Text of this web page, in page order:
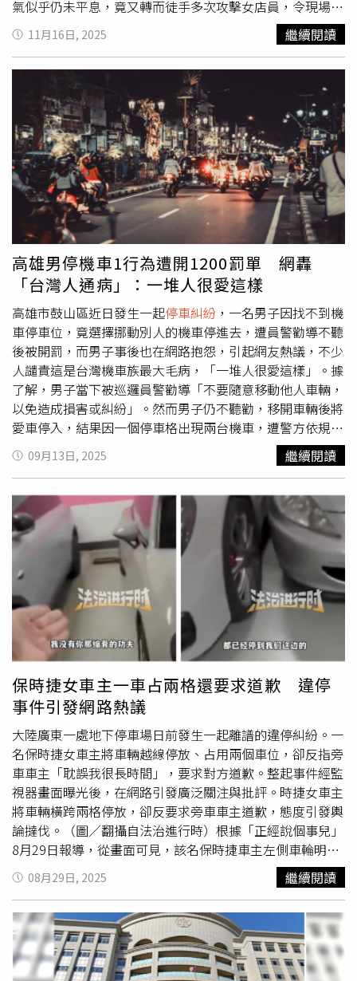
氣似乎仍未平息，竟又轉而徒手多次攻擊女店員，令現場一
片混亂。警方接獲報案後立即趕抵現場，但涉案男子已自行
返家，僅剩他的母親在店前焦急收拾場面。警方初步調查，
整起衝突源自顧客停車位置引發的不滿，雙方口角後情緒逐
漸升高，男子最終以暴力方式發洩。目前警方已通知當事人
至派出所製作筆錄，以釐清更完整的事發經過，並表示將依
《社會秩序維護法》處理，警方也再次提醒民眾，發生糾紛
時務必保持理性，遇到衝突應立即報案，避免情緒失控釀成
更大傷害，影響社區安全。
11月16日, 2025 繼續閱讀
高雄男停機車1行為遭開1200罰單 網轟
「台灣人通病」：一堆人很愛這樣
高雄市鼓山區近日發生一起停車糾紛 ，一名男子因找不到機
車停車位，竟選擇挪動別人的機車停進去，遭員警勸導不聽
後被開罰，而男子事後也在網路抱怨，引起網友熱議，不少
人譴責這是台灣機車族最大毛病，「一堆人很愛這樣」。據
了解，男子當下被巡邏員警勸導「不要隨意移動他人車輛，
以免造成損害或糾紛」。然而男子仍不聽勸，移開車輛後將
愛車停入，結果因一個停車格出現兩台機車，遭警方依規舉
發。該男子事後在網路抱怨，聲稱員警當時告訴他「可以
停，只是道德問題」，認為警方事後開單「出爾反爾」。但
一台車」、「一堆人很愛這樣，停車格一格就是一台機車好
嗎？整天被移車後照鏡、車殼都被刮傷了」、「被移車後照
鏡或車殼被刮傷很常見，被開罰剛好而已」。鼓山分局對此
澄清，員警當時僅是勸阻，並未允許「一格停兩車」。後來
巡邏回程，發現該格位已停放兩輛機車，遂依《道路交通管
理處罰條例》第56條第1項第9款「停車位置不依規定」舉
發，最高可處1,200元罰鍰。警方並提醒，不論機車或汽車
停車格，一格僅能停放一輛車。若汽車格同時停放汽車與大
型重機，也屬違規。呼籲民眾尋找車位時，切勿擅自移動他
人車輛，以免引發爭執或受罰。
09月13日, 2025 繼續閱讀
保時捷女車主一車占兩格還要求道歉 違停
事件引發網路熱議
大陸廣東一處地下停車場日前發生一起離譜的違停糾紛。一
名保時捷女車主將車輛越線停放、占用兩個車位，卻反指旁
車車主「耽誤我很長時間」，要求對方道歉。整起事件經監
視器畫面曝光後，在網路引發廣泛關注與批評。時捷女車主
將車輛橫跨兩格停放，卻反要求旁車車主道歉，態度引發輿
論撻伐。（圖／翻攝自法治進行時）根據「正經說個事兒」
8月29日報導，從畫面可見，該名保時捷車主左側車輪明顯
壓線，導致相鄰正常停車的東風標致車輛無法順利開門。一
般而言，停車困難的責任應由越線者承擔，然而保時捷女車
主不僅否認違規，還透過物業施壓要求對方挪車，甚至強硬
表示：「你要向我道歉」。當標致車主指出其越線事實時，
保時捷車主以「我是先來的」作為辯解，並使用「你說得我
可以采納」等語句，避重就輕，拒絕當場改正錯誤。這種將
08月29日, 2025 繼續閱讀